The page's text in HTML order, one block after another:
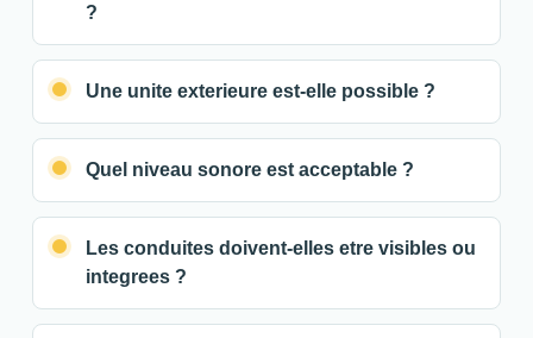
?
Une unite exterieure est-elle possible ?
Quel niveau sonore est acceptable ?
Les conduites doivent-elles etre visibles ou
integrees ?